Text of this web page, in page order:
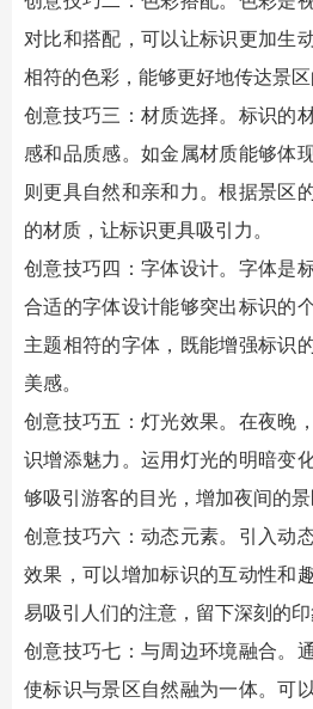
对比和搭配，可以让标识更加生
相符的色彩，能够更好地传达景区
创意技巧三：材质选择。标识的
感和品质感。如金属材质能够体
则更具自然和亲和力。根据景区
的材质，让标识更具吸引力。
创意技巧四：字体设计。字体是
合适的字体设计能够突出标识的
主题相符的字体，既能增强标识
美感。
创意技巧五：灯光效果。在夜晚
识增添魅力。运用灯光的明暗变
够吸引游客的目光，增加夜间的景
创意技巧六：动态元素。引入动
效果，可以增加标识的互动性和
易吸引人们的注意，留下深刻的印
创意技巧七：与周边环境融合。
使标识与景区自然融为一体。可